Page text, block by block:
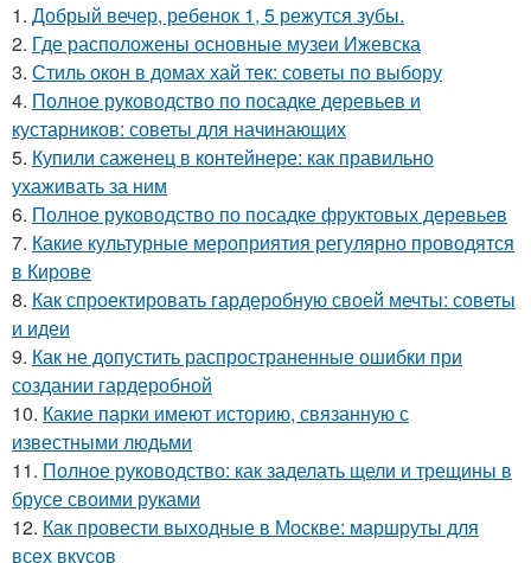
1. Добрый вечер, ребенок 1, 5 режутся зубы.
2. Где расположены основные музеи Ижевска
3. Стиль окон в домах хай тек: советы по выбору
4. Полное руководство по посадке деревьев и
кустарников: советы для начинающих
5. Купили саженец в контейнере: как правильно
ухаживать за ним
6. Полное руководство по посадке фруктовых деревьев
7. Какие культурные мероприятия регулярно проводятся
в Кирове
8. Как спроектировать гардеробную своей мечты: советы
и идеи
9. Как не допустить распространенные ошибки при
создании гардеробной
10. Какие парки имеют историю, связанную с
известными людьми
11. Полное руководство: как заделать щели и трещины в
брусе своими руками
12. Как провести выходные в Москве: маршруты для
всех вкусов